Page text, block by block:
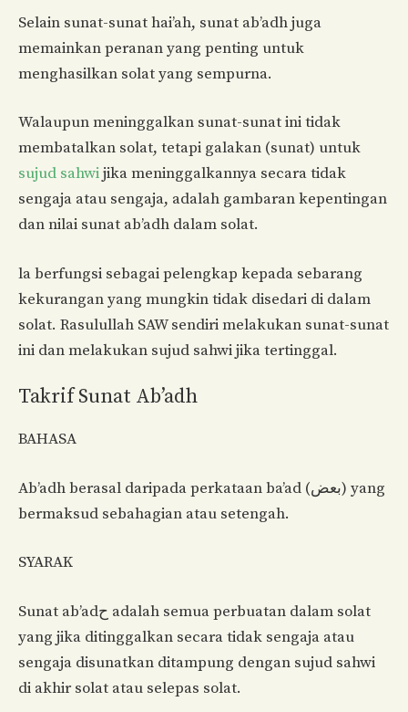
Selain sunat-sunat hai’ah, sunat ab’adh juga
memainkan peranan yang penting untuk
menghasilkan solat yang sempurna.
Walaupun meninggalkan sunat-sunat ini tidak
membatalkan solat, tetapi galakan (sunat) untuk
sujud sahwijika meninggalkannya secara tidak
sengaja atau sengaja, adalah gambaran kepentingan
dan nilai sunat ab’adh dalam solat.
la berfungsi sebagai pelengkap kepada sebarang
kekurangan yang mungkin tidak disedari di dalam
solat. Rasulullah SAW sendiri melakukan sunat-sunat
ini dan melakukan sujud sahwi jika tertinggal.
Takrif Sunat Ab’adh
BAHASA
Ab’adh berasal daripada perkataan ba’ad (بعض) yang
bermaksud sebahagian atau setengah.
SYARAK
Sunat ab’adح adalah semua perbuatan dalam solat
yang jika ditinggalkan secara tidak sengaja atau
sengaja disunatkan ditampung dengan sujud sahwi
di akhir solat atau selepas solat.